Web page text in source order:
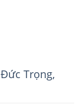
Trọng,